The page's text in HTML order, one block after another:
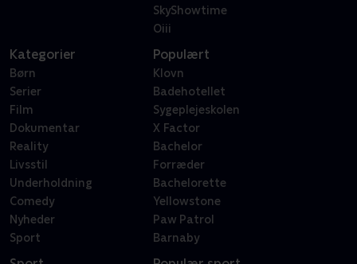
SkyShowtime
Oiii
Kategorier
Børn
Serier
Film
Dokumentar
Reality
Livsstil
Underholdning
Comedy
Nyheder
Sport
Populært
Klovn
Badehotellet
Sygeplejeskolen
X Factor
Bachelor
Forræder
Bachelorette
Yellowstone
Paw Patrol
Barnaby